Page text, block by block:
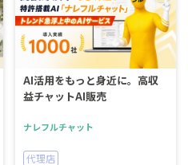
AI活用をもっと身近に。高収
益チャットAI販売
ナレフルチャット
代理店